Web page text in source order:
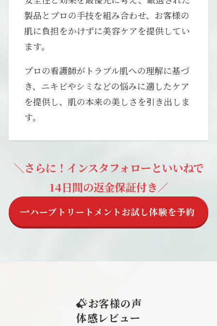
製品とプロの手技を組み合わせ、お客様の
肌に負担をかけずに美容ケアを提供してい
ます。
プロの看護師がトラブル肌への理解に基づ
き、ニキビやシミなどの悩みに適したケア
を提供し、肌の本来の美しさを引き出しま
す。
＼さらに！インスタフォローといいねで
14日間の返金保証付き／
ハーブトリートメントお試し体験を予約
お客様の声
体感レビュー